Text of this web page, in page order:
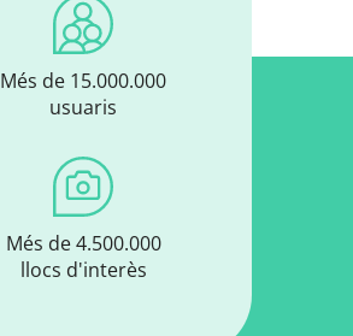
Més de 15.000.000
usuaris
Més de 4.500.000
llocs d'interès